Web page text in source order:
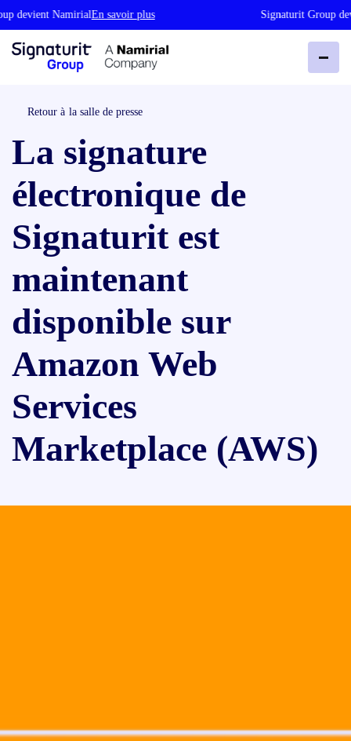
devient NamirialEn savoir plus Signaturit Group
Retour à la salle de presse
La signature
électronique de
Signaturit est
maintenant
disponible sur
Amazon Web
Services
Marketplace (AWS)